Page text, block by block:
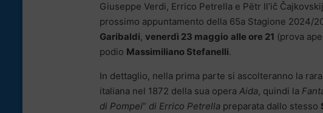
Giuseppe Verdi, Errico Petrella e Pëtr Il’ič
prossimo appuntamento della 65a Stagione 2024/
Garibaldi, venerdì 23 maggio alle ore 21 (prova
podio Massimiliano Stefanelli.
In dettaglio, nella prima parte si ascolteranno la
italiana nel 1872 della sua opera Aida, quindi la
di Pompei” di Errico Petrella preparata dallo stesso